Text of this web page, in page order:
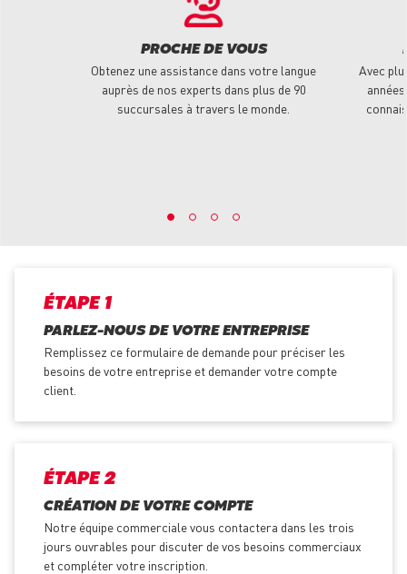
PROCHE DE VOUS
Obtenez une assistance dans votre langue
auprès de nos experts dans plus de 90
succursales à travers le monde.
Avec
ÉTAPE 1
PARLEZ-NOUS DE VOTRE ENTREPRISE
Remplissez ce formulaire de demande pour préciser les
besoins de votre entreprise et demander votre compte
client.
ÉTAPE 2
CRÉATION DE VOTRE COMPTE
Notre équipe commerciale vous contactera dans les trois
jours ouvrables pour discuter de vos besoins commerciaux
et compléter votre inscription.